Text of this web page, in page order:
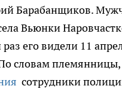
Барабанщиков.
Вьюнки
его видели 11
словам племянницы,
сотрудники